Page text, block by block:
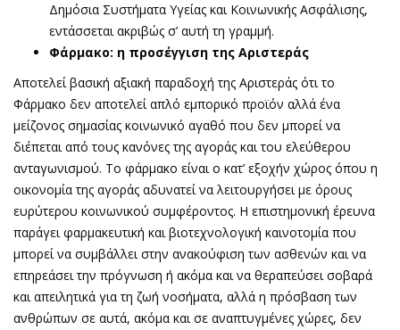
Δημόσια Συστήματα Υγείας και Κοινωνικής Ασφάλισης,
εντάσσεται ακριβώς σ’ αυτή τη γραμμή.
Φάρμακο: η προσέγγιση της Αριστεράς
Αποτελεί βασική αξιακή παραδοχή της Αριστεράς ότι το
Φάρμακο δεν αποτελεί απλό εμπορικό προϊόν αλλά ένα
μείζονος σημασίας κοινωνικό αγαθό που δεν μπορεί να
διέπεται από τους κανόνες της αγοράς και του ελεύθερου
ανταγωνισμού. Το φάρμακο είναι ο κατ’ εξοχήν χώρος όπου η
οικονομία της αγοράς αδυνατεί να λειτουργήσει με όρους
ευρύτερου κοινωνικού συμφέροντος. Η επιστημονική έρευνα
παράγει φαρμακευτική και βιοτεχνολογική καινοτομία που
μπορεί να συμβάλλει στην ανακούφιση των ασθενών και να
επηρεάσει την πρόγνωση ή ακόμα και να θεραπεύσει σοβαρά
και απειλητικά για τη ζωή νοσήματα, αλλά η πρόσβαση των
ανθρώπων σε αυτά, ακόμα και σε αναπτυγμένες χώρες, δεν